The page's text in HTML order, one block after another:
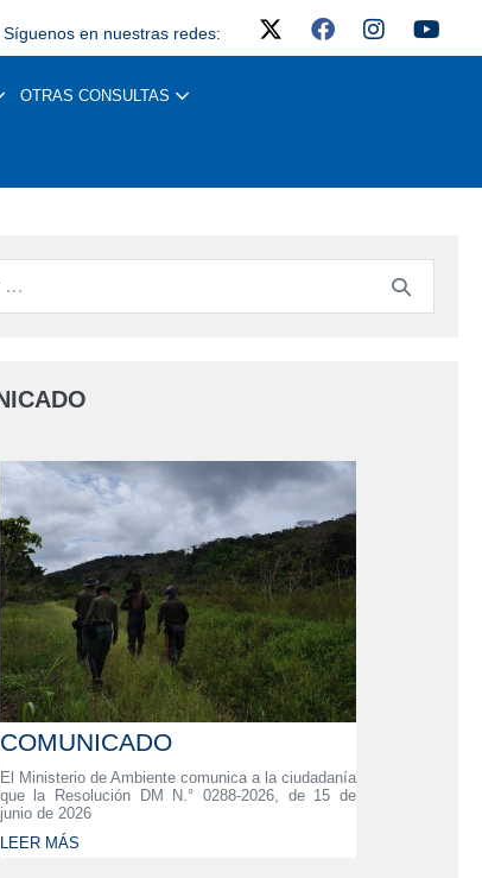
Síguenos en nuestras redes:
OTRAS CONSULTAS
COMUNICADO
El Ministerio de Ambiente comunica a la ciudadanía
que la Resolución DM N.° 0288-2026, de 15 de
junio de 2026
LEER MÁS